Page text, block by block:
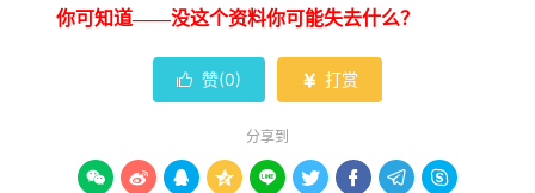
你可知道——没这个资料你可能失去什么？
 赞(0)  打赏
分享到
        